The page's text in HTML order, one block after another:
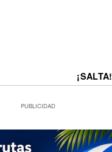
¡SALTA!
PUBLICIDAD